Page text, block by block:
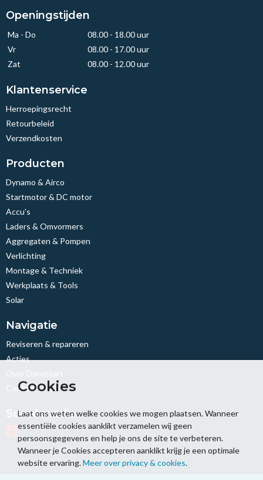
Cookies
Laat ons weten welke cookies we mogen plaatsen. Wanneer
essentiële cookies aanklikt verzamelen wij geen
persoonsgegevens en help je ons de site te verbeteren.
Wanneer je Cookies accepteren aanklikt krijg je een optimale
website ervaring.Meer over privacy & cookies.
Openingstijden
Ma - Do
08.00 - 18.00 uur
Vr
08.00 - 17.00 uur
Zat
08.00 - 12.00 uur
Klantenservice
Herroepingsrecht
Retourbeleid
Verzendkosten
Producten
Dynamo & Airco
Startmotor & DC motor
Accu’s
Laders & Omvormers
Aggregaten & Pompen
Verlichting
Montage & Techniek
Werkplaats & Tools
Solar
Navigatie
Reviseren & repareren
Acties
Contact
Social media